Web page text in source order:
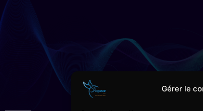
Gérer le